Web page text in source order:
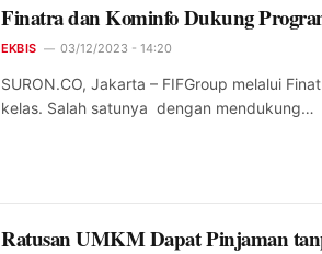
Finatra dan Kominfo Dukung
EKBIS 03/12/2023 - 14:20
SURON.CO, Jakarta – FIFGroup melalui
kelas. Salah satunya dengan mendukung…
Ratusan UMKM Dapat Pinjaman